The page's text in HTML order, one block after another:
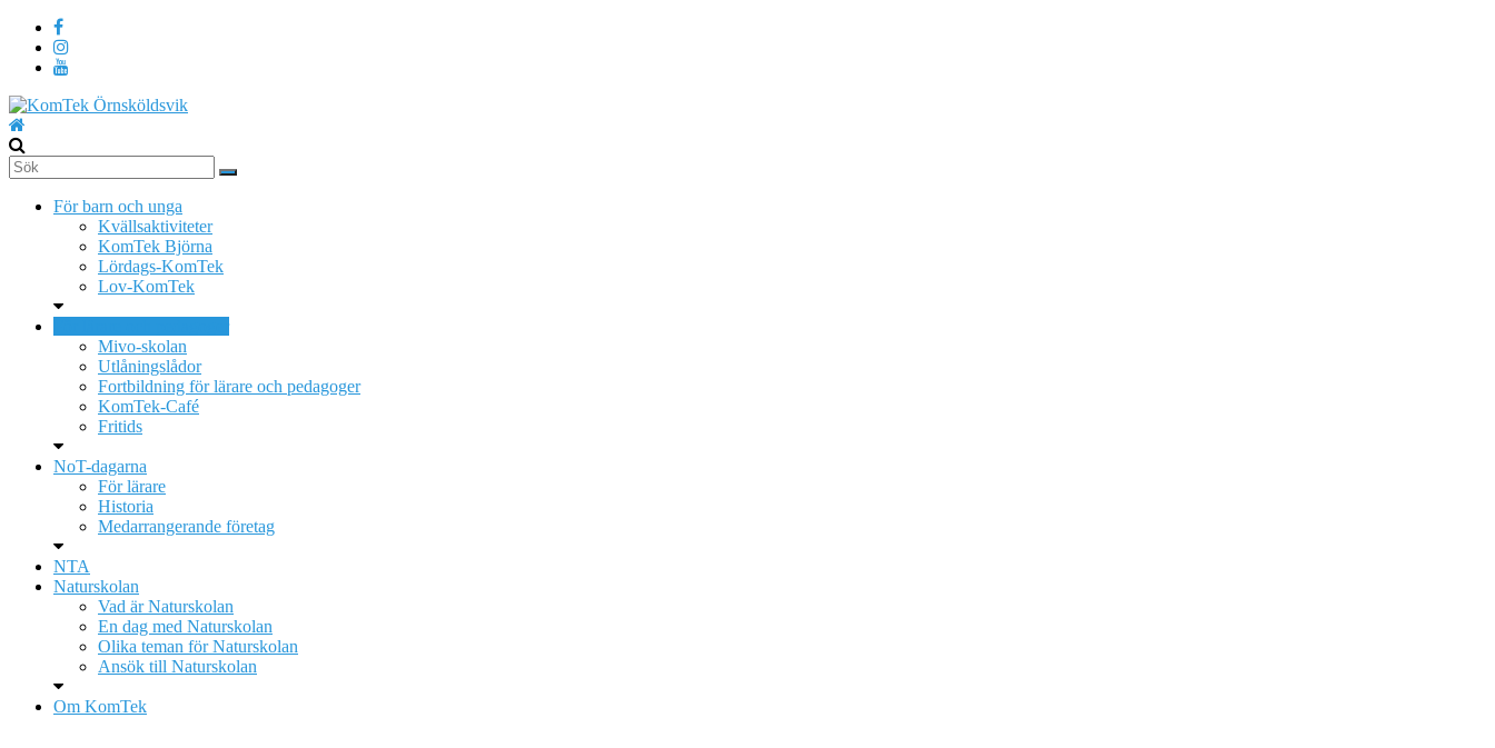
Hoppa
innehåll
KomTek
Örnsköldsvik
Teknikinspiration
För barn och unga
Kvällsaktiviteter
KomTek Björna
Lördags-KomTek
Lov-KomTek
Mivo-skolan
Utlåningslådor
Fortbildning för lärare och pedagoger
KomTek-Café
Fritids
NoT-dagarna
För lärare
Historia
Medarrangerande företag
NTA
Naturskolan
Vad är Naturskolan
En dag med Naturskolan
Olika teman för Naturskolan
Ansök till Naturskolan
Om KomTek